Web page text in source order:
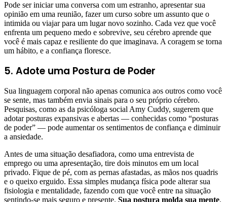
Pode ser iniciar uma conversa com um estranho, apresentar sua
opinião em uma reunião, fazer um curso sobre um assunto que o
intimida ou viajar para um lugar novo sozinho. Cada vez que você
enfrenta um pequeno medo e sobrevive, seu cérebro aprende que
você é mais capaz e resiliente do que imaginava. A coragem se torna
um hábito, e a confiança floresce.
5. Adote uma Postura de Poder
Sua linguagem corporal não apenas comunica aos outros como você
se sente, mas também envia sinais para o seu próprio cérebro.
Pesquisas, como as da psicóloga social Amy Cuddy, sugerem que
adotar posturas expansivas e abertas — conhecidas como “posturas
de poder” — pode aumentar os sentimentos de confiança e diminuir
a ansiedade.
Antes de uma situação desafiadora, como uma entrevista de
emprego ou uma apresentação, tire dois minutos em um local
privado. Fique de pé, com as pernas afastadas, as mãos nos quadris
e o queixo erguido. Essa simples mudança física pode alterar sua
fisiologia e mentalidade, fazendo com que você entre na situação
sentindo-se mais seguro e presente. Sua postura molda sua mente.